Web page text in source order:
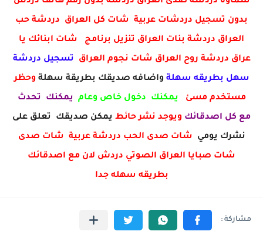
بدون تسجيل دردشات عربية شات كل العراق دردشة حب
العراق دردشة بنات العراق تنزيل برنامج شات ابنائك يا
عراق دردشة روح العراق شات نجوم العراق تسجيل دردشة
سهل بطريقه سهلة واضافه صديقك بطريقة سهلة وحظر
مستخدم مسئ يمكنك دخول خاص وعام يمكنك تحدث
مع كل اصدقائك ويوجد نشر حائط يمكن صديقك تعلق على
نشرك يومي شات صدى الحب دردشة عربية شات صدى
شات صبايا العراق الصوتي دردش لان مع اصدقائك
بطريقه سهله جدا